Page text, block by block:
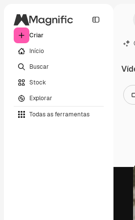
Criar
Início
Buscar
Stock
Explorar
Todas as ferramentas